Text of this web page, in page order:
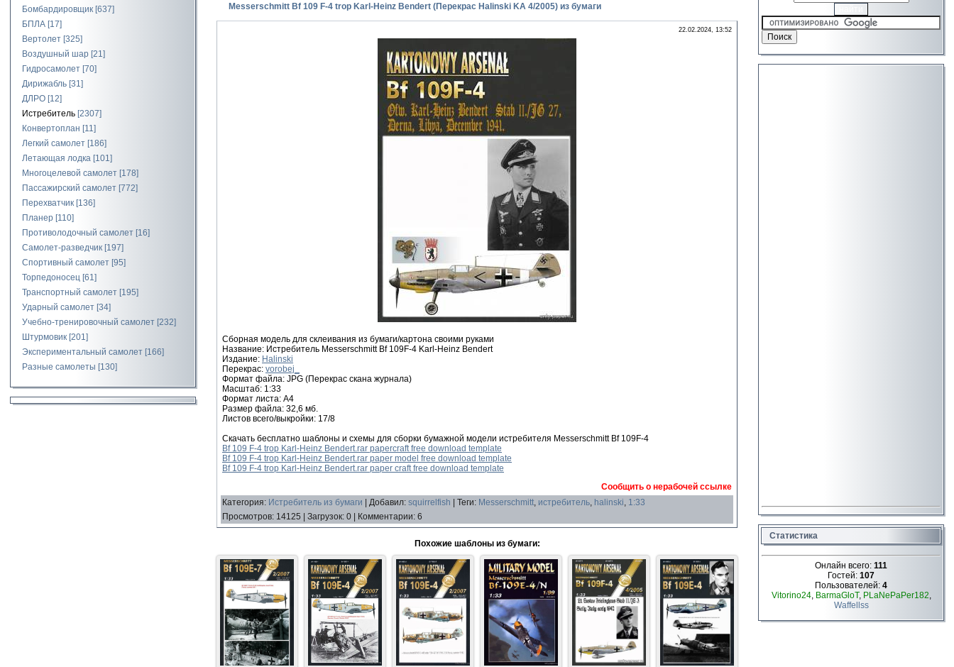
Бомбардировщик [637]
БПЛА [17]
Вертолет [325]
Воздушный шар [21]
Гидросамолет [70]
Дирижабль [31]
ДЛРО [12]
Истребитель [2307]
Конвертоплан [11]
Легкий самолет [186]
Летающая лодка [101]
Многоцелевой самолет [178]
Пассажирский самолет [772]
Перехватчик [136]
Планер [110]
Противолодочный самолет [16]
Самолет-разведчик [197]
Спортивный самолет [95]
Торпедоносец [61]
Транспортный самолет [195]
Ударный самолет [34]
Учебно-тренировочный самолет [232]
Штурмовик [201]
Экспериментальный самолет [166]
Разные самолеты [130]
Messerschmitt Bf 109 F-4 trop Karl-Heinz Bendert (Перекрас Halinski KA 4/2005) из бумаги
22.02.2024, 13:52
Сборная модель для склеивания из бумаги/картона своими руками
Название: Истребитель Messerschmitt Bf 109F-4 Karl-Heinz Bendert
Издание: Halinski
Перекрас: vorobej_
Формат файла: JPG (Перекрас скана журнала)
Масштаб: 1:33
Формат листа: A4
Размер файла: 32,6 мб.
Листов всего/выкройки: 17/8
Скачать бесплатно шаблоны и схемы для сборки бумажной модели истребителя Messerschmitt Bf 109F-4
Bf 109 F-4 trop Karl-Heinz Bendert.rar papercraft free download template
Bf 109 F-4 trop Karl-Heinz Bendert.rar paper model free download template
Bf 109 F-4 trop Karl-Heinz Bendert.rar paper craft free download template
Сообщить о нерабочей ссылке
Категория: Истребитель из бумаги Добавил: squirrelfish Теги: Messerschmitt, истребитель, halinski, 1:33
Просмотров: 14125 Загрузок: 0 Комментарии: 6
Похожие шаблоны из бумаги:
Статистика
Онлайн всего: 111
Гостей: 107
Пользователей: 4
Vitorino24, BarmaGloT, PLaNePaPer182,
Waffellss